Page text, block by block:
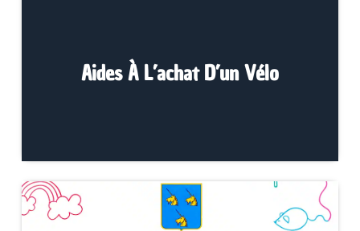
Aides À L’achat D’un Vélo